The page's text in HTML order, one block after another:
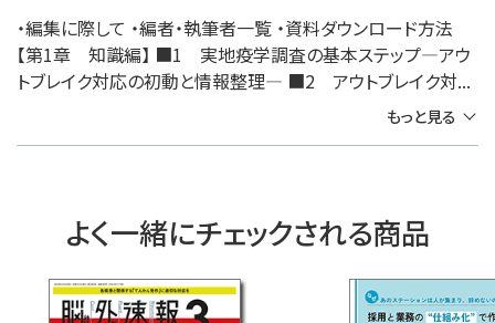
・編集に際して ・編者・執筆者一覧 ・資料ダウンロード方法
【第1章 知識編】 ■1 実地疫学調査の基本ステップ―アウ
トブレイク対応の初動と情報整理― ■2 アウトブレイク対...
もっと見る
よく一緒にチェックされる商品